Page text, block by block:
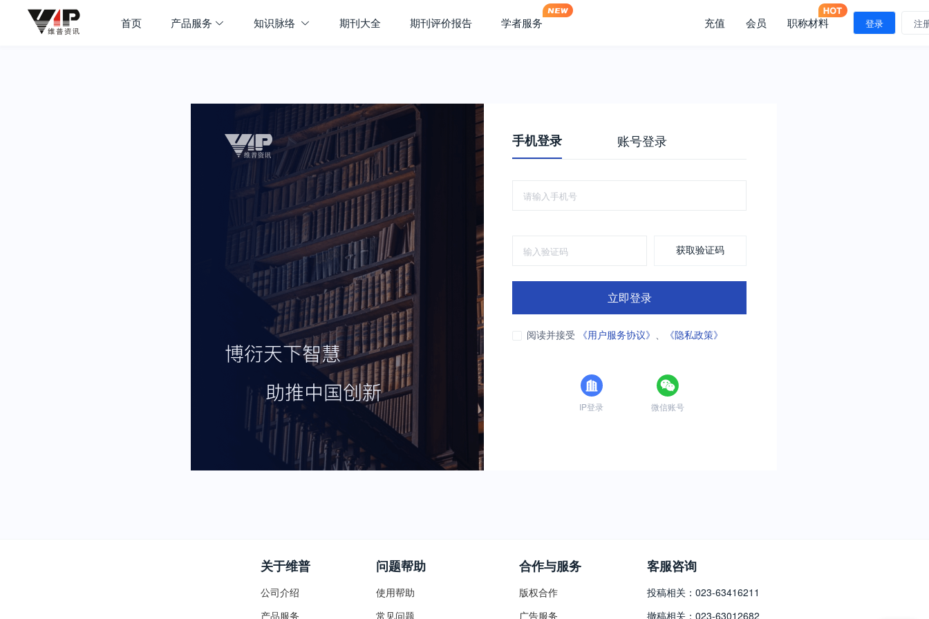
首页 产品服务 知识脉络 期刊大全 期刊评价报告 学者服务 充值 会员 职称材料 登录 注
手机登录 账号登录
获取验证码
立即登录
阅读并接受 《用户服务协议》 、 《隐私政策》
IP登录 微信账号
关于维普
公司介绍
产品服务
问题帮助
使用帮助
常见问题
合作与服务
版权合作
广告服务
客服咨询
投稿相关：023-63416211
撤稿相关：023-63012682